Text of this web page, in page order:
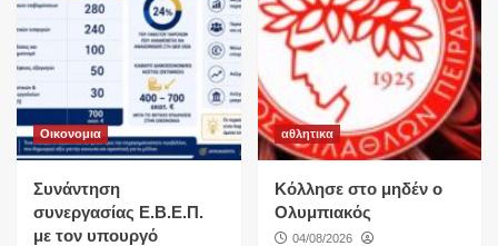
Οικονομια
Συνάντηση
συνεργασίας Ε.Β.Ε.Π.
με τον υπουργό
αθλητικα
Κόλλησε στο μηδέν ο
Ολυμπιακός
04/08/2026